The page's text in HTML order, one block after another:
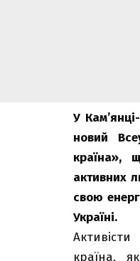
У
новий
країна»,
активних
свою
Україні.
країна,